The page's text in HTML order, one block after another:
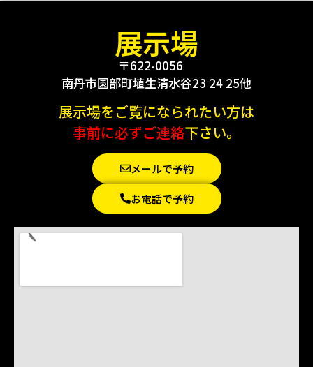
展示場
〒622-0056
南丹市園部町埴生清水谷23 24 25他
展示場をご覧になられたい方は
事前に必ずご連絡下さい。
メールで予約
お電話で予約